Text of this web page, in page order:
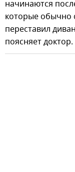
начинаются
которые обычно
переставил
поясняет доктор.